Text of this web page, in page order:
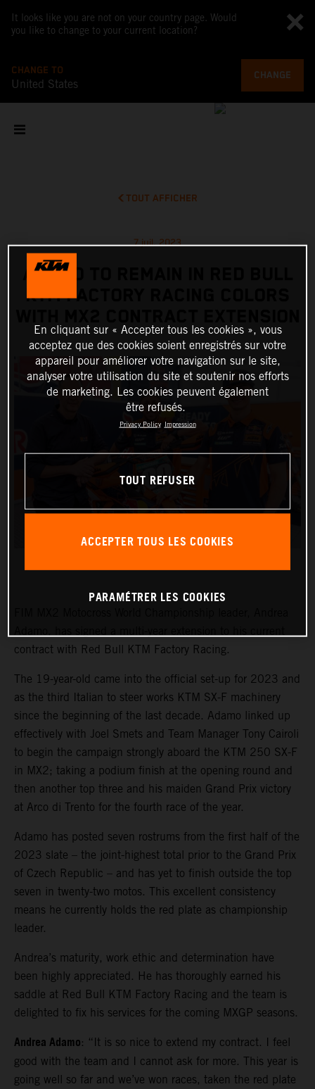
It looks like you are not on your country page. Would
you like to change to your current location?
CHANGE TO
United States
CHANGE
TOUT AFFICHER
7 juil. 2023
ADAMO TO REMAIN IN RED BULL
KTM FACTORY RACING COLORS
contract with Red Bull KTM Factory Racing.
The 19-year-old came into the official set-up for 2023 and
as the third Italian to steer works KTM SX-F machinery
since the beginning of the last decade. Adamo linked up
effectively with Joel Smets and Team Manager Tony Cairoli
to begin the campaign strongly aboard the KTM 250 SX-F
in MX2; taking a podium finish at the opening round and
then another top three and his maiden Grand Prix victory
at Arco di Trento for the fourth race of the year.
Adamo has posted seven rostrums from the first half of the
2023 slate – the joint-highest total prior to the Grand Prix
of Czech Republic – and has yet to finish outside the top
seven in twenty-two motos. This excellent consistency
means he currently holds the red plate as championship
leader.
Andrea’s maturity, work ethic and determination have
been highly appreciated. He has thoroughly earned his
saddle at Red Bull KTM Factory Racing and the team is
delighted to fix his services for the coming MXGP seasons.
Andrea Adamo: “It is so nice to extend my contract. I feel
good with the team and I cannot ask for more. This year is
going well so far and we’ve won races, taken the red plate
En cliquant sur « Accepter tous les cookies », vous
acceptez que des cookies soient enregistrés sur votre
appareil pour améliorer votre navigation sur le site,
analyser votre utilisation du site et soutenir nos efforts
de marketing. Les cookies peuvent également
être refusés.
Privacy Policy Impression
TOUT REFUSER
ACCEPTER TOUS LES COOKIES
PARAMÉTRER LES COOKIES